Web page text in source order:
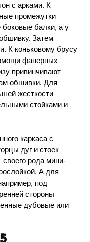
с арками. К
промежутки
боковые балки, а у
Затем
К коньковому брусу
фанерных
привинчивают
обшивки. Для
жесткости
стойками и
каркаса с
дуг и стоек
рода мини-
А для
под
стороны
дубовые или